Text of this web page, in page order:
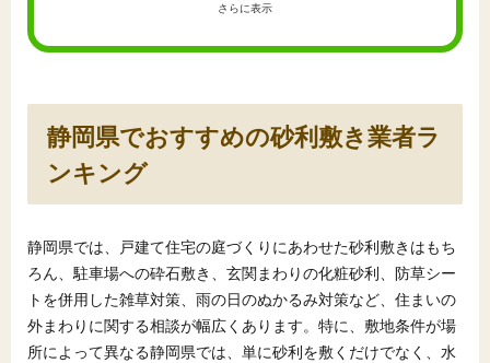
さらに表示
静岡県でおすすめの砂利敷き業者ラ
ンキング
静岡県では、戸建て住宅の庭づくりにあわせた砂利敷きはもち
ろん、駐車場への砕石敷き、玄関まわりの化粧砂利、防草シー
トを併用した雑草対策、雨の日のぬかるみ対策など、住まいの
外まわりに関する相談が幅広くあります。特に、敷地条件が場
所によって異なる静岡県では、単に砂利を敷くだけでなく、水